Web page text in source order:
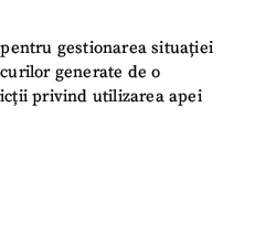
gestionarea situației
generate de o
privind utilizarea apei